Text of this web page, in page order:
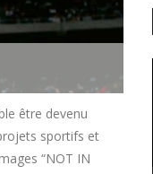
être devenu
sportifs et
“NOT IN